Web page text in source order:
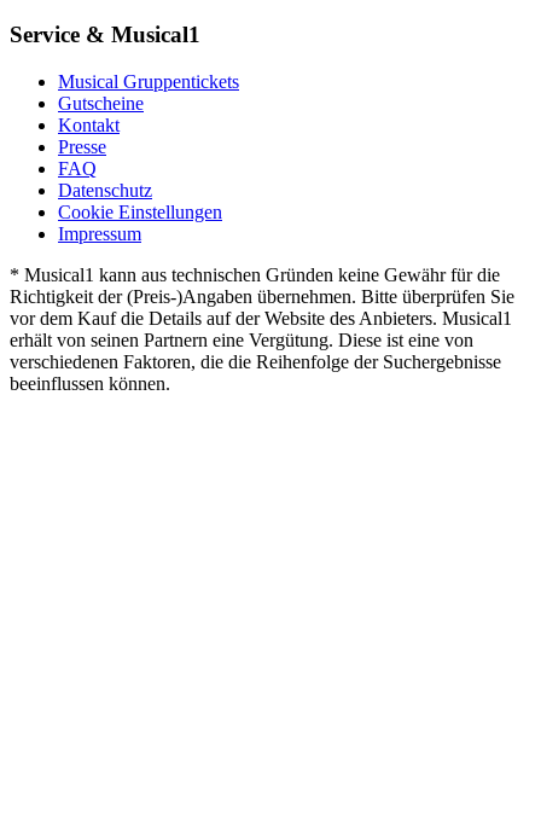
Service & Musical1
Musical Gruppentickets
Gutscheine
Kontakt
Presse
FAQ
Datenschutz
Cookie Einstellungen
Impressum
* Musical1 kann aus technischen Gründen keine Gewähr für die
Richtigkeit der (Preis-)Angaben übernehmen. Bitte überprüfen Sie
vor dem Kauf die Details auf der Website des Anbieters. Musical1
erhält von seinen Partnern eine Vergütung. Diese ist eine von
verschiedenen Faktoren, die die Reihenfolge der Suchergebnisse
beeinflussen können.